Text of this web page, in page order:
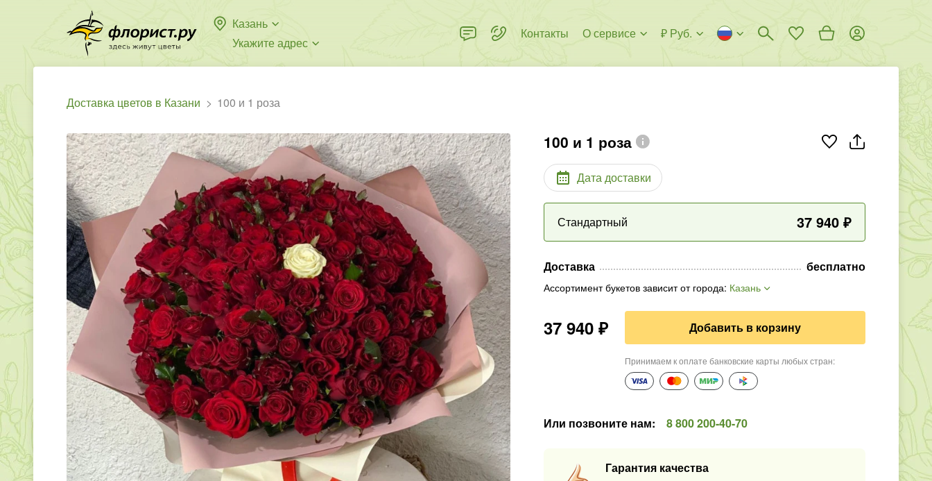
Казань
Укажите адрес
Контакты О сервисе ₽ Руб.
Доставка цветов в Казани 100 и 1 роза
100 и 1 роза
Дата доставки
Стандартный 37 940 ₽
Доставка бесплатно
Ассортимент букетов зависит от города: Казань
37 940 ₽ Добавить в корзину
Принимаем к оплате банковские карты любых стран:
Или позвоните нам: 8 800 200-40-70
Гарантия качества